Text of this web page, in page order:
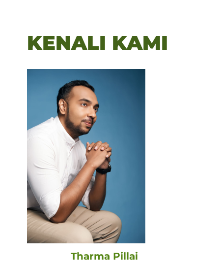
KENALI KAMI
Tharma Pillai